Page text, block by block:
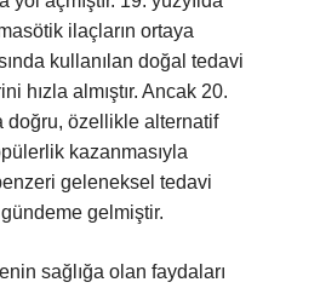
ilaçların ortaya
kullanılan doğal tedavi
hızla almıştır. Ancak 20.
doğru, özellikle alternatif
kazanmasıyla
geleneksel tedavi
gelmiştir.
sağlığa olan faydaları